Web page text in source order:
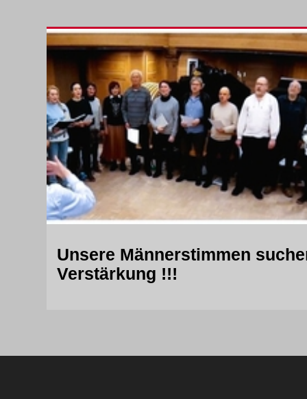
Unsere Männerstimmen
Verstärkung !!!